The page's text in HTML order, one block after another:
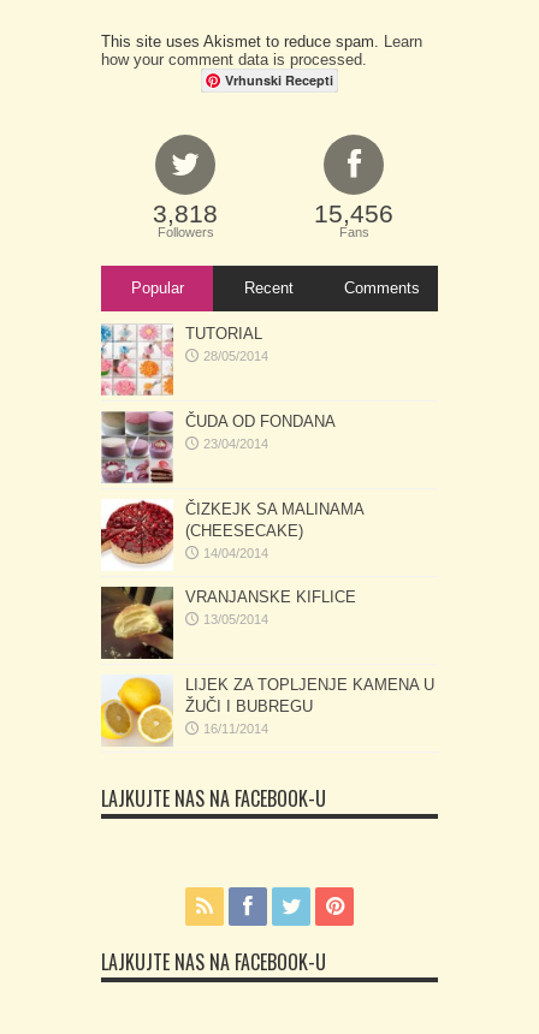
This site uses Akismet to reduce spam. Learn
how your comment data is processed.
Vrhunski Recepti
3,818
Followers
15,456
Fans
Popular Recent Comments
TUTORIAL
28/05/2014
ČUDA OD FONDANA
23/04/2014
ČIZKEJK SA MALINAMA
(CHEESECAKE)
14/04/2014
VRANJANSKE KIFLICE
13/05/2014
LIJEK ZA TOPLJENJE KAMENA U
ŽUČI I BUBREGU
16/11/2014
LAJKUJTE NAS NA FACEBOOK-U
LAJKUJTE NAS NA FACEBOOK-U